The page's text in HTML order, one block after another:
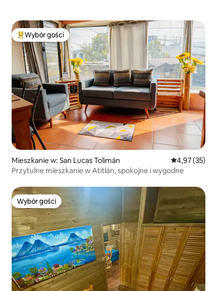
Najpopularniejsze z kategorii Wybór gości
Wybór gości
Mieszkanie w: San Lucas Tolimán Średnia
4,97 (35)
Przytulne mieszkanie w Atitlán, spokojne i wygodne
Wybór gości
Wybór gości